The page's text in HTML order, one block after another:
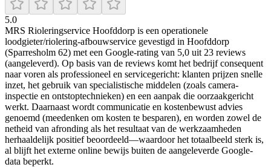
5.0
MRS Rioleringservice Hoofddorp is een operationele
loodgieter/riolering-afbouwservice gevestigd in Hoofddorp
(Sparresholm 62) met een Google-rating van 5,0 uit 23 reviews
(aangeleverd). Op basis van de reviews komt het bedrijf consequent
naar voren als professioneel en servicegericht: klanten prijzen snelle
inzet, het gebruik van specialistische middelen (zoals camera-
inspectie en ontstoptechnieken) en een aanpak die oorzaakgericht
werkt. Daarnaast wordt communicatie en kostenbewust advies
genoemd (meedenken om kosten te besparen), en worden zowel de
netheid van afronding als het resultaat van de werkzaamheden
herhaaldelijk positief beoordeeld—waardoor het totaalbeeld sterk is,
al blijft het externe online bewijs buiten de aangeleverde Google-
data beperkt.